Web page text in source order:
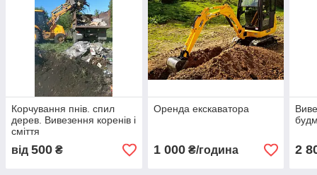
Корчування пнів. спил
дерев. Вивезення коренів і
сміття
від 500 ₴
Оренда екскаватора
1 000₴/година 2